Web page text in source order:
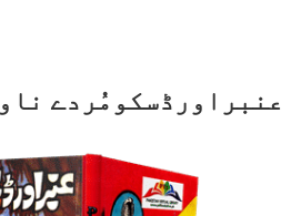
عنبراورڈسکومُردے